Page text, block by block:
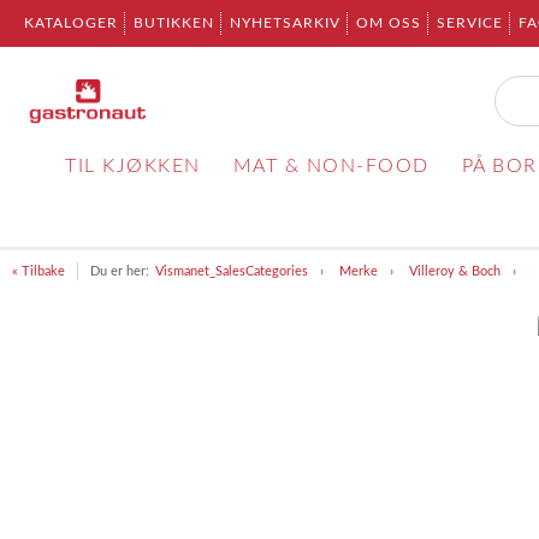
KATALOGER BUTIKKEN NYHETSARKIV OM OSS SERVICE
TIL KJØKKEN MAT & NON-FOOD PÅ
« Tilbake Du er her: Vismanet_SalesCategories Merke Villeroy & Boch